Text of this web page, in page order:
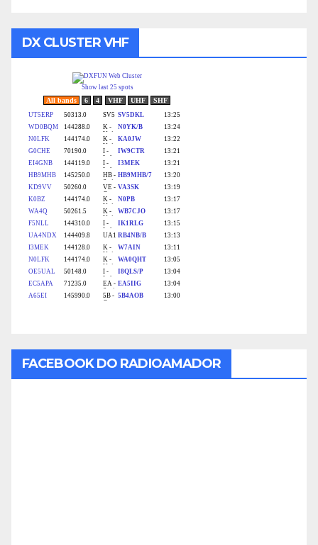
DX CLUSTER VHF
FACEBOOK DO RADIOAMADOR